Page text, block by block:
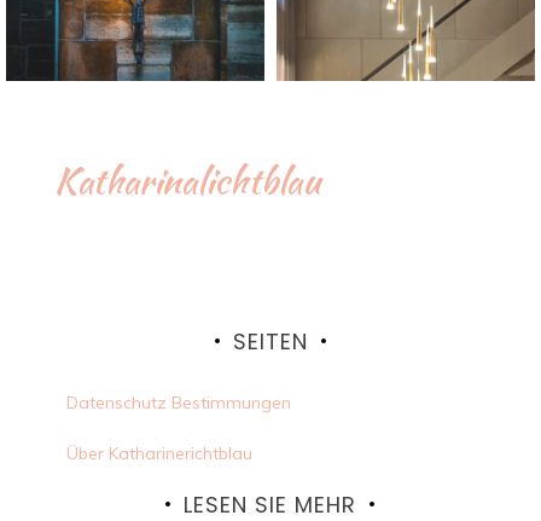
Katharinalichtblau
SEITEN
Datenschutz Bestimmungen
Über Katharinerichtblau
LESEN SIE MEHR